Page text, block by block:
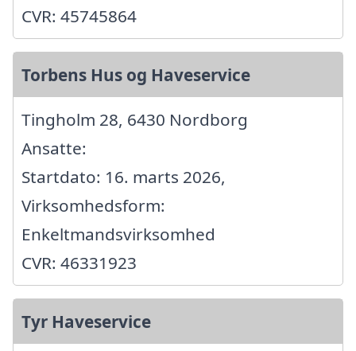
CVR: 45745864
Torbens Hus og Haveservice
Tingholm 28, 6430 Nordborg
Ansatte:
Startdato: 16. marts 2026,
Virksomhedsform:
Enkeltmandsvirksomhed
CVR: 46331923
Tyr Haveservice